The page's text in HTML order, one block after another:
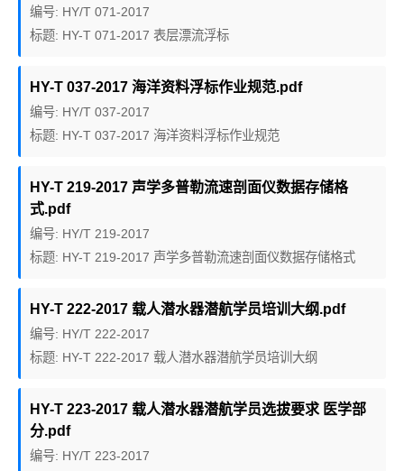
编号: HY/T 071-2017
标题: HY-T 071-2017 表层漂流浮标
HY-T 037-2017 海洋资料浮标作业规范.pdf
编号: HY/T 037-2017
标题: HY-T 037-2017 海洋资料浮标作业规范
HY-T 219-2017 声学多普勒流速剖面仪数据存储格
式.pdf
编号: HY/T 219-2017
标题: HY-T 219-2017 声学多普勒流速剖面仪数据存储格式
HY-T 222-2017 载人潜水器潜航学员培训大纲.pdf
编号: HY/T 222-2017
标题: HY-T 222-2017 载人潜水器潜航学员培训大纲
HY-T 223-2017 载人潜水器潜航学员选拔要求 医学部
分.pdf
编号: HY/T 223-2017